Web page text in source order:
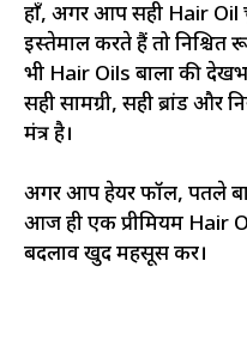
हाँ, अगर आप सही Hair
इस्तेमाल करते हैं तो
भी Hair Oils बालों की
सही सामग्री, सही ब्रांड
मंत्र है।
अगर आप हेयर फॉल, पतले
आज ही एक प्रीमियम Hair
बदलाव खुद महसूस करें।